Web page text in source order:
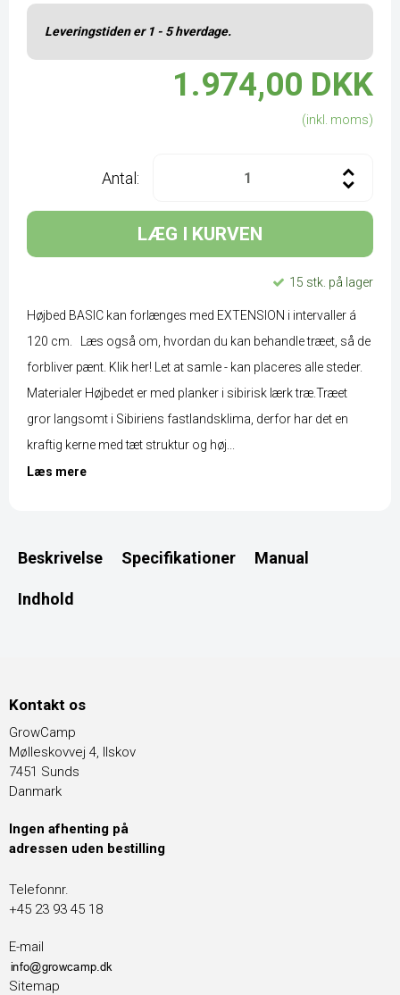
Leveringstiden er 1 - 5 hverdage.
1.974,00 DKK
(inkl. moms)
Antal:
LÆG I KURVEN
15 stk. på lager
Højbed BASIC kan forlænges med EXTENSION i intervaller á
120 cm. Læs også om, hvordan du kan behandle træet, så de
forbliver pænt. Klik her! Let at samle - kan placeres alle steder.
Materialer Højbedet er med planker i sibirisk lærk træ.Træet
gror langsomt i Sibiriens fastlandsklima, derfor har det en
kraftig kerne med tæt struktur og høj...
Læs mere
Beskrivelse Specifikationer Manual
Indhold
Kontakt os
GrowCamp
Mølleskovvej 4, Ilskov
7451 Sunds
Danmark
Ingen afhenting på
adressen uden bestilling
Telefonnr.
+45 23 93 45 18
E-mail
Sitemap